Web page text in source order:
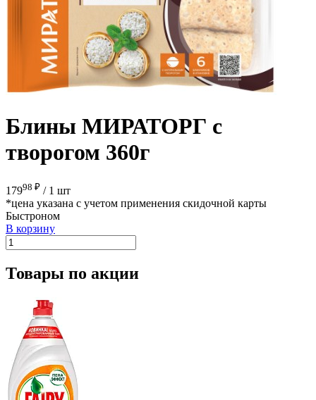
Блины МИРАТОРГ с
творогом 360г
17998 ₽ / 1 шт
*цена указана с учетом применения скидочной карты
Быстроном
В корзину
Товары по акции